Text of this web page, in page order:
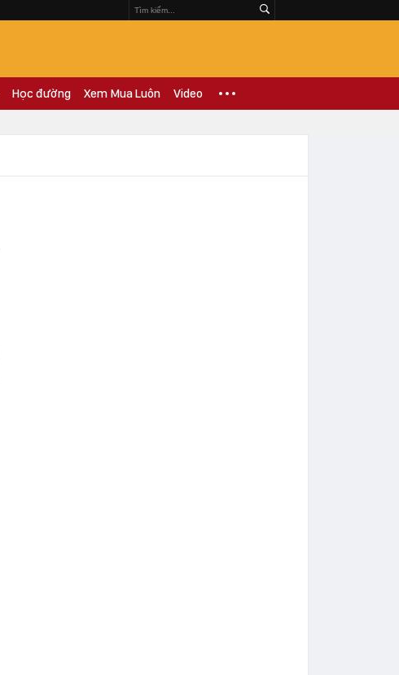
Học đường Xem Mua Luôn Video